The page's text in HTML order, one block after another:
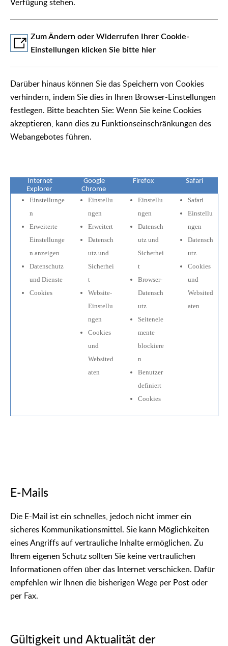
Verfügung stehen.
Zum Ändern oder Widerrufen Ihrer Cookie-
Einstellungen klicken Sie bitte hier
Darüber hinaus können Sie das Speichern von Cookies
verhindern, indem Sie dies in Ihren Browser-Einstellungen
festlegen. Bitte beachten Sie: Wenn Sie keine Cookies
akzeptieren, kann dies zu Funktionseinschränkungen des
Webangebotes führen.
Internet
Explorer
Google
Chrome
Firefox Safari
Einstellunge
n
Erweiterte
Einstellunge
n anzeigen
Datenschutz
und Dienste
Cookies
Einstellu
ngen
Erweitert
Datensch
utz und
Sicherhei
t
Website-
Einstellu
ngen
Cookies
und
Websited
aten
Einstellu
ngen
Datensch
utz und
Sicherhei
t
Browser-
Datensch
utz
Seitenele
mente
blockiere
n
Benutzer
definiert
Cookies
Safari
Einstellu
ngen
Datensch
utz
Cookies
und
Websited
aten
E-Mails
Die E-Mail ist ein schnelles, jedoch nicht immer ein
sicheres Kommunikationsmittel. Sie kann Möglichkeiten
eines Angriffs auf vertrauliche Inhalte ermöglichen. Zu
Ihrem eigenen Schutz sollten Sie keine vertraulichen
Informationen offen über das Internet verschicken. Dafür
empfehlen wir Ihnen die bisherigen Wege per Post oder
per Fax.
Gültigkeit und Aktualität der